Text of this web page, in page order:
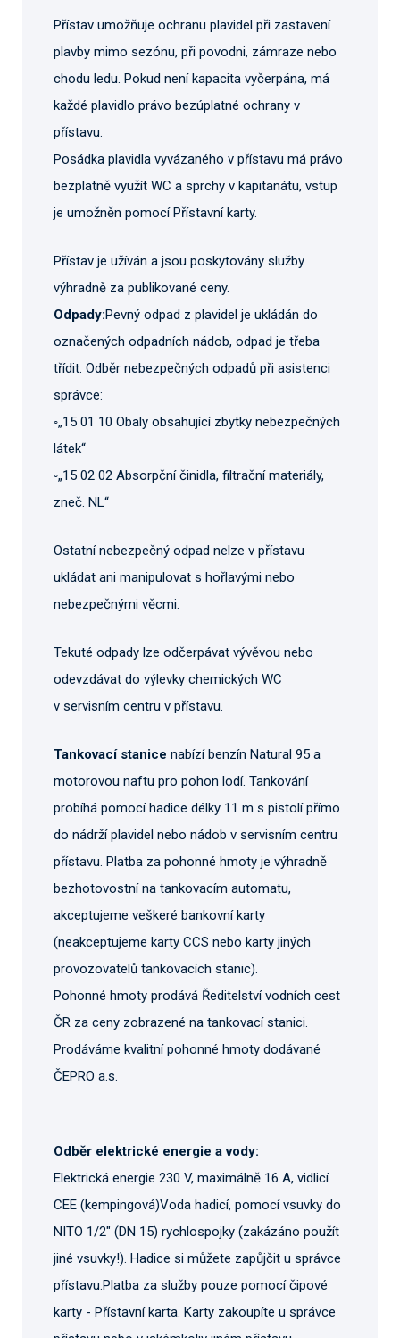
Přístav umožňuje ochranu plavidel při zastavení
plavby mimo sezónu, při povodni, zámraze nebo
chodu ledu. Pokud není kapacita vyčerpána, má
každé plavidlo právo bezúplatné ochrany v
přístavu.
Posádka plavidla vyvázaného v přístavu má právo
bezplatně využít WC a sprchy v kapitanátu, vstup
je umožněn pomocí Přístavní karty.
Přístav je užíván a jsou poskytovány služby
výhradně za publikované ceny.
Odpady:Pevný odpad z plavidel je ukládán do
označených odpadních nádob, odpad je třeba
třídit. Odběr nebezpečných odpadů při asistenci
správce:
◦„15 01 10 Obaly obsahující zbytky nebezpečných
látek“
◦„15 02 02 Absorpční činidla, filtrační materiály,
zneč. NL“
Ostatní nebezpečný odpad nelze v přístavu
ukládat ani manipulovat s hořlavými nebo
nebezpečnými věcmi.
Tekuté odpady lze odčerpávat vývěvou nebo
odevzdávat do výlevky chemických WC
v servisním centru v přístavu.
Tankovací stanice nabízí benzín Natural 95 a
motorovou naftu pro pohon lodí. Tankování
probíhá pomocí hadice délky 11 m s pistolí přímo
do nádrží plavidel nebo nádob v servisním centru
přístavu. Platba za pohonné hmoty je výhradně
bezhotovostní na tankovacím automatu,
akceptujeme veškeré bankovní karty
(neakceptujeme karty CCS nebo karty jiných
provozovatelů tankovacích stanic).
Pohonné hmoty prodává Ředitelství vodních cest
ČR za ceny zobrazené na tankovací stanici.
Prodáváme kvalitní pohonné hmoty dodávané
ČEPRO a.s.
Odběr elektrické energie a vody:
Elektrická energie 230 V, maximálně 16 A, vidlicí
CEE (kempingová)Voda hadicí, pomocí vsuvky do
NITO 1/2" (DN 15) rychlospojky (zakázáno použít
jiné vsuvky!). Hadice si můžete zapůjčit u správce
přístavu.Platba za služby pouze pomocí čipové
karty - Přístavní karta. Karty zakoupíte u správce